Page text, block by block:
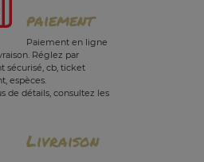
paiement
Paiement en ligne
Réglez par
sécurisé, cb, ticket
espèces.
de détails, consultez les
Livraison